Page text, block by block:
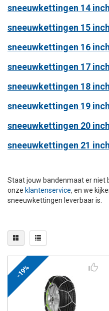
sneeuwkettingen 14 inch
sneeuwkettingen 15 inch
sneeuwkettingen 16 inch
sneeuwkettingen 17 inch
sneeuwkettingen 18 inch
sneeuwkettingen 19 inch
sneeuwkettingen 20 inch
sneeuwkettingen 21 inch
Staat jouw bandenmaat er niet
klantenservice, en we
sneeuwkettingen leverbaar is.
-19%